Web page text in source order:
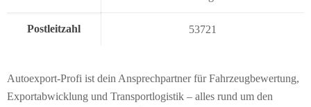
Postleitzahl 53721
Autoexport-Profi ist dein Ansprechpartner für Fahrzeugbewertung,
Exportabwicklung und Transportlogistik – alles rund um den